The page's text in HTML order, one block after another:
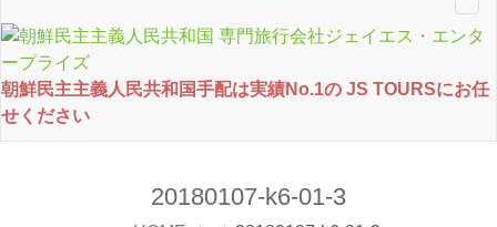
朝鮮民主主義人民共和国手配は実績No.1の JS TOURSにお任
せください
20180107-k6-01-3